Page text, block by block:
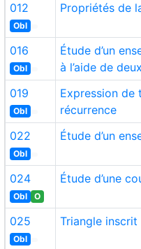
012
Obl
Propriétés de
016
Obl
Étude d’un
à l’aide de
019
Obl
Expression de
récurrence
022
Obl
Étude d’un
024
Obl O
Étude d’une
025
Obl
Triangle